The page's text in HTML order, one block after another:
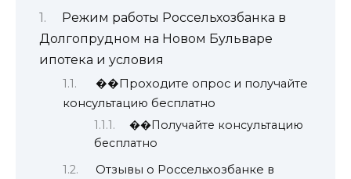
Режим работы Россельхозбанка в
Долгопрудном на Новом Бульваре
ипотека и условия
��Проходите опрос и получайте
консультацию бесплатно
��Получайте консультацию
бесплатно
Отзывы о Россельхозбанке в